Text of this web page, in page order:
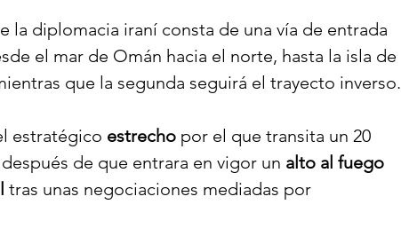
la diplomacia iraní consta de una vía de entrada
el mar de Omán hacia el norte, hasta la isla de
que la segunda seguirá el trayecto inverso.
estratégico estrecho por el que transita un 20
de que entrara en vigor un alto al fuego
tras unas negociaciones mediadas por